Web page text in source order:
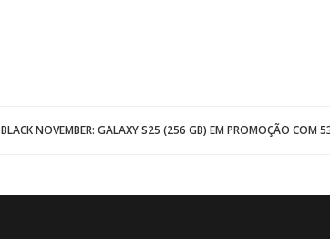
BLACK NOVEMBER: GALAXY S25 (256 GB) EM PROMOÇÃO COM